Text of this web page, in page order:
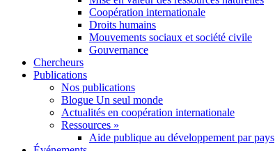
Coopération internationale
Droits humains
Mouvements sociaux et société civile
Gouvernance
Chercheurs
Publications
Nos publications
Blogue Un seul monde
Actualités en coopération internationale
Ressources »
Aide publique au développement par pays